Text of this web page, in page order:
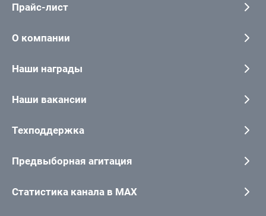
Прайс-лист
О компании
Наши награды
Наши вакансии
Техподдержка
Предвыборная агитация
Статистика канала в MAX